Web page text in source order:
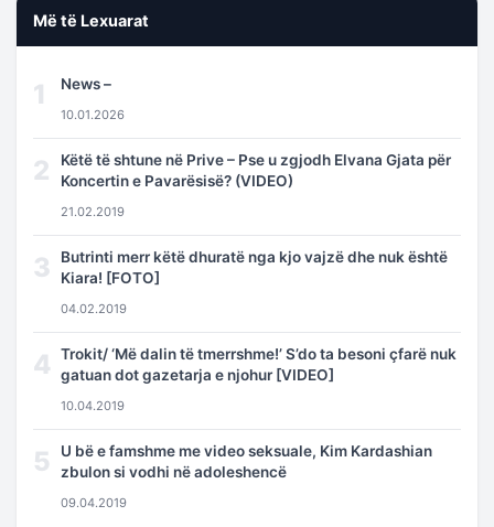
Më të Lexuarat
1 News –
10.01.2026
2
Këtë të shtune në Prive – Pse u zgjodh Elvana Gjata për
Koncertin e Pavarësisë? (VIDEO)
21.02.2019
3
Butrinti merr këtë dhuratë nga kjo vajzë dhe nuk është
Kiara! [FOTO]
04.02.2019
4
Trokit/ ‘Më dalin të tmerrshme!’ S’do ta besoni çfarë nuk
gatuan dot gazetarja e njohur [VIDEO]
10.04.2019
5
U bë e famshme me video seksuale, Kim Kardashian
zbulon si vodhi në adoleshencë
09.04.2019